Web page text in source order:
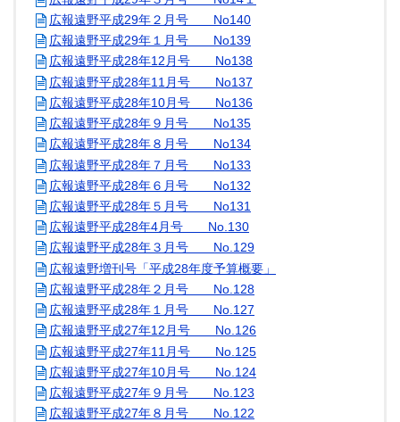
広報遠野平成29年２月号 No140
広報遠野平成29年１月号 No139
広報遠野平成28年12月号 No138
広報遠野平成28年11月号 No137
広報遠野平成28年10月号 No136
広報遠野平成28年９月号 No135
広報遠野平成28年８月号 No134
広報遠野平成28年７月号 No133
広報遠野平成28年６月号 No132
広報遠野平成28年５月号 No131
広報遠野平成28年4月号 No.130
広報遠野平成28年３月号 No.129
広報遠野増刊号「平成28年度予算概要」
広報遠野平成28年２月号 No.128
広報遠野平成28年１月号 No.127
広報遠野平成27年12月号 No.126
広報遠野平成27年11月号 No.125
広報遠野平成27年10月号 No.124
広報遠野平成27年９月号 No.123
広報遠野平成27年８月号 No.122